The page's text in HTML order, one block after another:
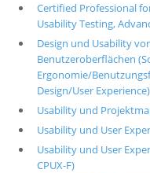
Certified Professional
Usability Testing,
Design und Usability
Benutzeroberflächen
Ergonomie/
Design/User Experience)
Usability und
Usability und User
Usability und User
CPUX-F)